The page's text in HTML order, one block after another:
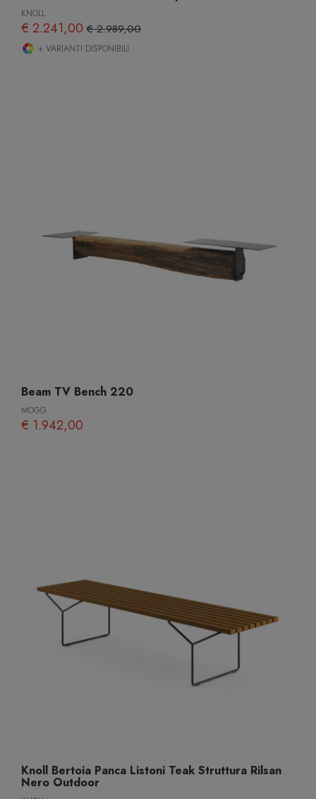
KNOLL
€ 2.241,00 € 2.989,00
+ VARIANTI DISPONIBILI
Beam TV Bench 220
MOGG
€ 1.942,00
Knoll Bertoia Panca Listoni Teak Struttura Rilsan
Nero Outdoor